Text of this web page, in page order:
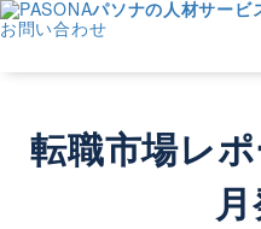
パソナの人材サービ
お問い合わせ
転職市場レ